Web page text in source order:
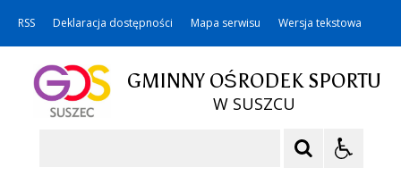
RSS Deklaracja dostępności Mapa serwisu Wersja tekstowa
GMINNY OŚRODEK SPORTU
W SUSZCU